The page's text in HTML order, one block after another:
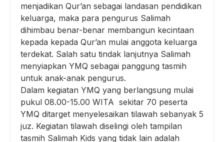
menjadikan Qur’an sebagai landasan pendidikan
keluarga, maka para pengurus Salimah
dihimbau benar-benar membangun kecintaan
kepada kepada Qur’an mulai anggota keluarga
terdekat. Salah satu tindak lanjutnya Salimah
menyiapkan YMQ sebagai panggung tasmih
untuk anak-anak pengurus.
Dalam kegiatan YMQ yang berlangsung mulai
pukul 08.00-15.00 WITA sekitar 70 peserta
YMQ ditarget menyelesaikan tilawah sebanyak 5
juz. Kegiatan tilawah diselingi oleh tampilan
tasmih Salimah Kids yang tidak lain adalah